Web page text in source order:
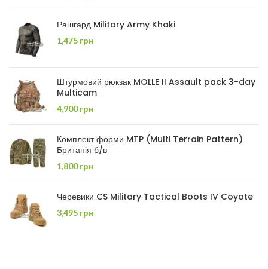
Рашгард Military Army Khaki
1,475 грн
Штурмовий рюкзак MOLLE II Assault pack 3-day
Multicam
4,900грн
Комплект форми MTP (Multi Terrain Pattern)
Британія б/в
1,800грн
Черевики CS Military Tactical Boots IV Coyote
3,495 грн